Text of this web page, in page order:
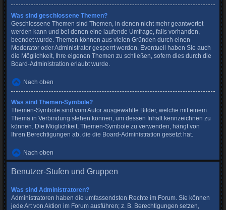
Was sind geschlossene Themen?
Geschlossene Themen sind Themen, in denen nicht mehr geantwortet
werden kann und bei denen eine laufende Umfrage, falls vorhanden,
beendet wurde. Themen können aus vielen Gründen durch einen
Moderator oder Administrator gesperrt werden. Eventuell haben Sie auch
die Möglichkeit, Ihre eigenen Themen zu schließen, sofern dies durch die
Board-Administration erlaubt wurde.
Nach oben
Was sind Themen-Symbole?
Themen-Symbole sind vom Autor ausgewählte Bilder, welche mit einem
Thema in Verbindung stehen können, um dessen Inhalt kennzeichnen zu
können. Die Möglichkeit, Themen-Symbole zu verwenden, hängt von
Ihren Berechtigungen ab, die die Board-Administration gesetzt hat.
Nach oben
Benutzer-Stufen und Gruppen
Was sind Administratoren?
Administratoren haben die umfassendsten Rechte im Forum. Sie können
jede Art von Aktion im Forum ausführen; z. B. Berechtigungen setzen,